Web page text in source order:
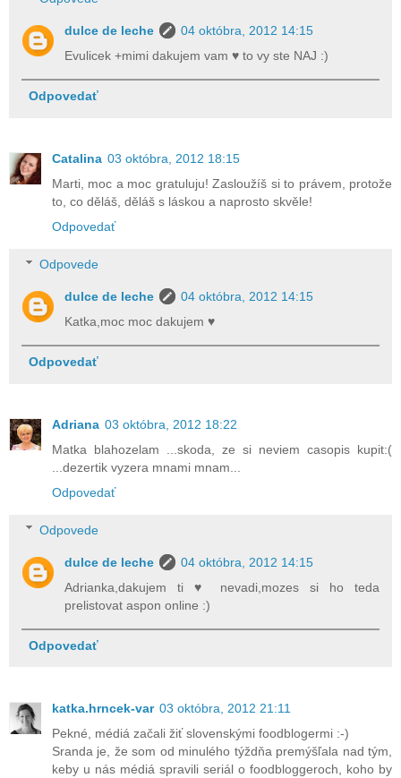
dulce de leche
04 októbra, 2012 14:15
Evulicek +mimi dakujem vam ♥ to vy ste NAJ :)
Odpovedať
Catalina 03 októbra, 2012 18:15
Marti, moc a moc gratuluju! Zasloužíš si to právem, protože
to, co děláš, děláš s láskou a naprosto skvěle!
Odpovedať
Odpovede
dulce de leche
04 októbra, 2012 14:15
Katka,moc moc dakujem ♥
Odpovedať
Adriana 03 októbra, 2012 18:22
Matka blahozelam ...skoda, ze si neviem casopis kupit:(
...dezertik vyzera mnami mnam...
Odpovedať
Odpovede
dulce de leche
04 októbra, 2012 14:15
Adrianka,dakujem ti ♥ nevadi,mozes si ho teda
prelistovat aspon online :)
Odpovedať
katka.hrncek-var 03 októbra, 2012 21:11
Pekné, médiá začali žiť slovenskými foodblogermi :-)
Sranda je, že som od minulého týždňa premýšľala nad tým,
keby u nás médiá spravili seriál o foodbloggeroch, koho by